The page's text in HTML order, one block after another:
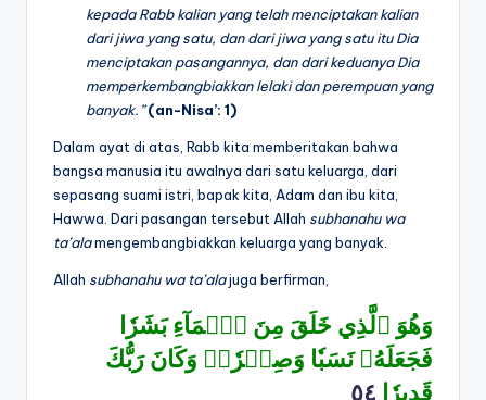
kepada Rabb kalian yang telah menciptakan kalian
dari jiwa yang satu, dan dari jiwa yang satu itu Dia
menciptakan pasangannya, dan dari keduanya Dia
memperkembangbiakkan lelaki dan perempuan yang
banyak.”(an-Nisa’: 1)
Dalam ayat di atas, Rabb kita memberitakan bahwa
bangsa manusia itu awalnya dari satu keluarga, dari
sepasang suami istri, bapak kita, Adam dan ibu kita,
Hawwa. Dari pasangan tersebut Allah subhanahu wa
ta’alamengembangbiakkan keluarga yang banyak.
Allah subhanahu wa ta’alajuga berfirman,
وَهُوَ ٱلَّذِي خَلَقَ مِنَ ٱلۡمَآءِ بَشَرٗا
فَجَعَلَهُۥ نَسَبٗا وَصِهۡرٗاۗ وَكَانَ رَبُّكَ
قَدِيرٗا